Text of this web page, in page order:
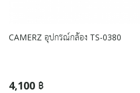
CAMERZ อุปกรณ์กล้อง TS-0380
4,100 ฿